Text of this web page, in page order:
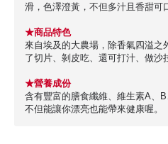
滑，色澤澄黃，不但多汁且香甜可
★商品特色
來自埃及的大農場，除香氣四溢之
了切片、剝皮吃、還可打汁、做沙
★營養成份
含有豐富的膳食纖維、維生素A、
不但能讓你漂亮也能帶來健康喔。